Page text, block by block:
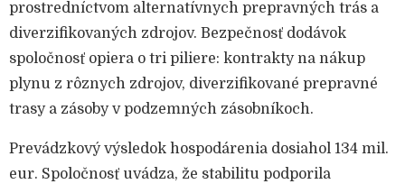
prostredníctvom alternatívnych prepravných trás a
diverzifikovaných zdrojov. Bezpečnosť dodávok
spoločnosť opiera o tri piliere: kontrakty na nákup
plynu z rôznych zdrojov, diverzifikované prepravné
trasy a zásoby v podzemných zásobníkoch.
Prevádzkový výsledok hospodárenia dosiahol 134 mil.
eur. Spoločnosť uvádza, že stabilitu podporila